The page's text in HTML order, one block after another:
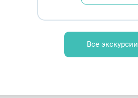
— фото № 1 — Фотобанк Лори / Flo Ra
Все экскурсии